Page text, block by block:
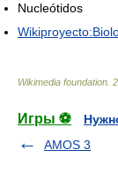
Nucleótidos
Wikimedia foundation
Игры ⚽
AMOS 3